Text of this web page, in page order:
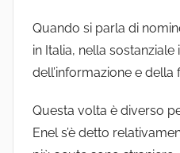
Quando si parla di
in Italia, nella sostanziale
dell’informazione e della
Questa volta è diverso
Enel s’è detto